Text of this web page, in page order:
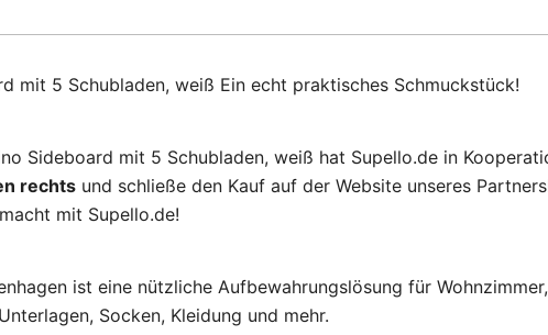
mit 5 Schubladen, weiß Ein echt praktisches Schmuckstück!
Sideboard mit 5 Schubladen, weiß hat Supello.de in
rechts und schließe den Kauf auf der Website unseres
mit Supello.de!
ist eine nützliche Aufbewahrungslösung für
Socken, Kleidung und mehr.